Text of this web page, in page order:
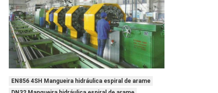
EN856 4SH Mangueira hidráulica espiral de arame